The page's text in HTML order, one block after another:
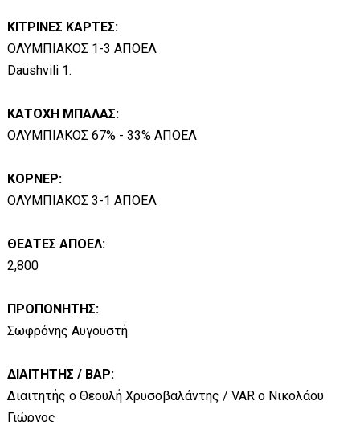
ΚΙΤΡΙΝΕΣ ΚΑΡΤΕΣ:
ΟΛΥΜΠΙΑΚΟΣ 1-3 ΑΠΟΕΛ
Daushvili 1.
ΚΑΤΟΧΗ ΜΠΑΛΑΣ:
ΟΛΥΜΠΙΑΚΟΣ 67% - 33% ΑΠΟΕΛ
ΚΟΡΝΕΡ:
ΟΛΥΜΠΙΑΚΟΣ 3-1 ΑΠΟΕΛ
ΘΕΑΤΕΣ ΑΠΟΕΛ:
2,800
ΠΡΟΠΟΝΗΤΗΣ:
Σωφρόνης Αυγουστή
ΔΙΑΙΤΗΤΗΣ / ΒΑΡ:
Διαιτητής ο Θεουλή Χρυσοβαλάντης / VAR ο Νικολάου
Γιώργος